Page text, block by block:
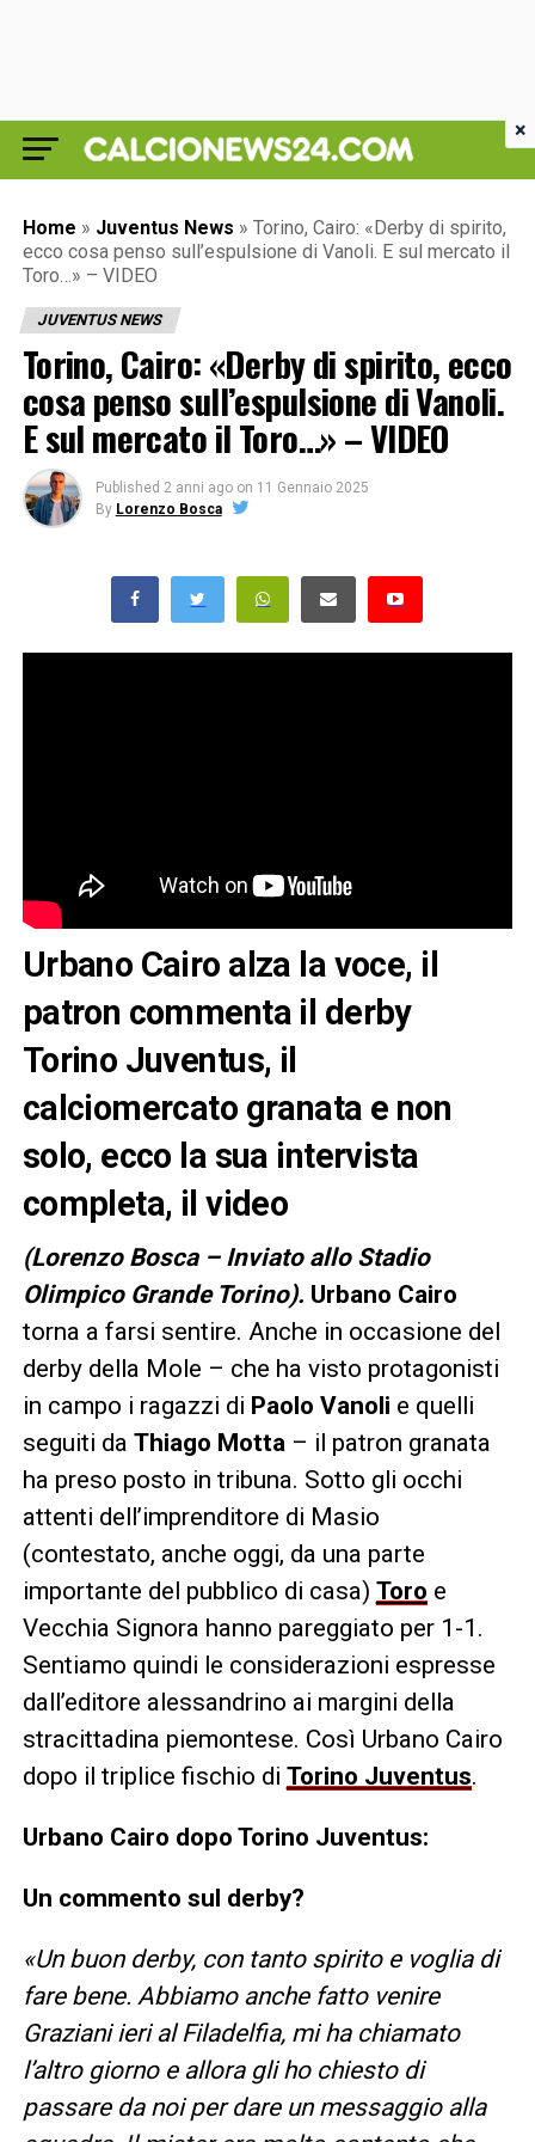
Home » Juventus News » Torino, Cairo: «Derby di spirito,
ecco cosa penso sull’espulsione di Vanoli. E sul mercato il
Toro…» – VIDEO
JUVENTUS NEWS
Torino, Cairo: «Derby di spirito, ecco
cosa penso sull’espulsione di Vanoli.
E sul mercato il Toro…» – VIDEO
Published 2 anni ago on 11 Gennaio 2025
By Lorenzo Bosca
Urbano Cairo alza la voce, il
patron commenta il derby
Torino Juventus, il
calciomercato granata e non
solo, ecco la sua intervista
completa, il video
(Lorenzo Bosca – Inviato allo Stadio
Olimpico Grande Torino). Urbano Cairo
torna a farsi sentire. Anche in occasione del
derby della Mole – che ha visto protagonisti
in campo i ragazzi di Paolo Vanoli e quelli
seguiti da Thiago Motta – il patron granata
ha preso posto in tribuna. Sotto gli occhi
attenti dell’imprenditore di Masio
(contestato, anche oggi, da una parte
importante del pubblico di casa) Toro e
Vecchia Signora hanno pareggiato per 1-1.
Sentiamo quindi le considerazioni espresse
dall’editore alessandrino ai margini della
stracittadina piemontese. Così Urbano Cairo
dopo il triplice fischio di Torino Juventus.
Urbano Cairo dopo Torino Juventus:
Un commento sul derby?
«Un buon derby, con tanto spirito e voglia di
fare bene. Abbiamo anche fatto venire
Graziani ieri al Filadelfia, mi ha chiamato
l’altro giorno e allora gli ho chiesto di
passare da noi per dare un messaggio alla
×